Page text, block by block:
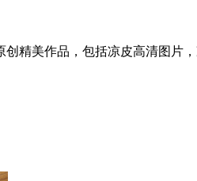
精美作品，包括凉皮高清图